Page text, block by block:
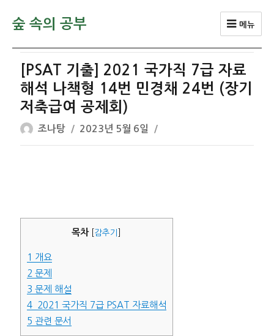
숲 속의 공부 메뉴
[PSAT 기출] 2021 국가직 7급 자료
해석 나책형 14번 민경채 24번 (장기
저축급여 공제회)
글
쓴
조나탕
작
성
2023년 5월 6일
목차 감추기
1 개요
2 문제
3 문제 해설
42021 국가직 7급 PSAT 자료해석
5 관련 문서